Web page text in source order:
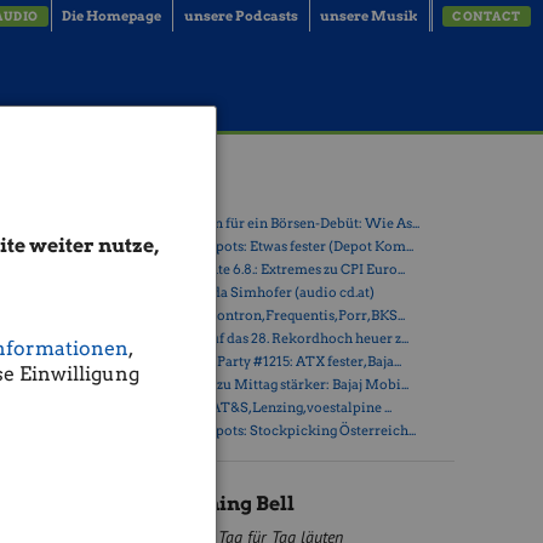
weiter nutze,
,
Einwilligung
Die Homepage unsere Podcasts unsere Musik CONTACT
dem
» Zehn Vokabeln für ein Börsen-Debüt: Wie As...
» Österreich-Depots: Etwas fester (Depot Kom...
» Börsegeschichte 6.8.: Extremes zu CPI Euro...
» Nachlese: Linda Simhofer (audio cd.at)
» PIR-News zu Kontron, Frequentis, Porr, BKS...
» ATX steuert auf das 28. Rekordhoch heuer z...
» Wiener Börse Party #1215: ATX fester, Baja...
» Wiener Börse zu Mittag stärker: Bajaj Mobi...
» ATX-Trends: AT&S, Lenzing, voestalpine ...
» Österreich-Depots: Stockpicking Österreich...
BSN Opening Bell
Tag für Tag läuten